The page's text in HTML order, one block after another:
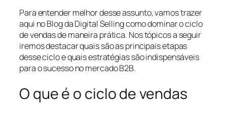
Para entender melhor desse assunto, vamos trazer
aqui no Blog da Digital Selling como dominar o ciclo
de vendas de maneira prática. Nos tópicos a seguir
iremos destacar quais são as principais etapas
desse ciclo e quais estratégias são indispensáveis
para o sucesso no mercado B2B.
O que é o ciclo de vendas